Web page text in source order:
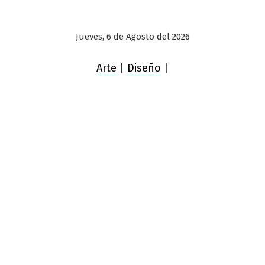
Jueves, 6 de Agosto del 2026
Arte Diseño